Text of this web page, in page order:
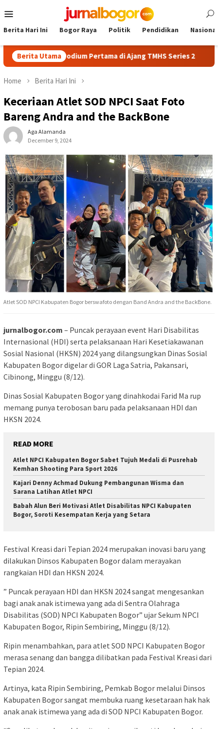
to
Menu
Berita Hari Ini Bogor Raya Politik Pendidikan Nasional
Berita Utama
Raih Podium Pertama di Ajang TMHS Series 2 AFKAB
Home Berita Hari Ini
Keceriaan Atlet SOD NPCI Saat Foto
Bareng Andra and the BackBone
Aga Alamanda
December 9, 2024
Atlet SOD NPCI Kabupaten Bogor berswafoto dengan Band Andra and the BackBone.
jurnalbogor.com – Puncak perayaan event Hari Disabilitas
Internasional (HDI) serta pelaksanaan Hari Kesetiakawanan
Sosial Nasional (HKSN) 2024 yang dilangsungkan Dinas Sosial
Kabupaten Bogor digelar di GOR Laga Satria, Pakansari,
Cibinong, Minggu (8/12).
Dinas Sosial Kabupaten Bogor yang dinahkodai Farid Ma rup
memang punya terobosan baru pada pelaksanaan HDI dan
HKSN 2024.
READ MORE
Atlet NPCI Kabupaten Bogor Sabet Tujuh Medali di Pusrehab
Kemhan Shooting Para Sport 2026
Kajari Denny Achmad Dukung Pembangunan Wisma dan
Sarana Latihan Atlet NPCI
Babah Alun Beri Motivasi Atlet Disabilitas NPCI Kabupaten
Bogor, Soroti Kesempatan Kerja yang Setara
Festival Kreasi dari Tepian 2024 merupakan inovasi baru yang
dilakukan Dinsos Kabupaten Bogor dalam merayakan
rangkaian HDI dan HKSN 2024.
” Puncak perayaan HDI dan HKSN 2024 sangat mengesankan
bagi anak anak istimewa yang ada di Sentra Olahraga
Disabilitas (SOD) NPCI Kabupaten Bogor” ujar Sekum NPCI
Kabupaten Bogor, Ripin Sembiring, Minggu (8/12).
Ripin menambahkan, para atlet SOD NPCI Kabupaten Bogor
merasa senang dan bangga dilibatkan pada Festival Kreasi dari
Tepian 2024.
Artinya, kata Ripin Sembiring, Pemkab Bogor melalui Dinsos
Kabupaten Bogor sangat membuka ruang kesetaraan hak hak
anak anak istimewa yang ada di SOD NPCI Kabupaten Bogor.